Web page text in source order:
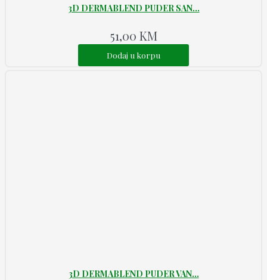
3D DERMABLEND PUDER SAN...
51,00 KM
Dodaj u korpu
3D DERMABLEND PUDER VAN...